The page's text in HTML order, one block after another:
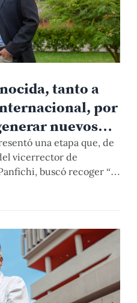
tanto a
por
nuevos
una etapa que, de
vicerrector de
buscó recoger “la
investigativa de
creación e innovación.
logrado la […]